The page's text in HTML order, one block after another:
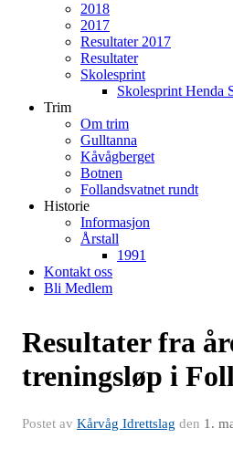
2018
2017
Resultater 2017
Resultater
Skolesprint
Skolesprint Henda
Trim
Om trim
Gulltanna
Kåvågberget
Botnen
Follandsvatnet rundt
Historie
Informasjon
Årstall
1991
Kontakt oss
Bli Medlem
Resultater fra
treningsløp i
Postet av Kårvåg Idrettslag den 1.